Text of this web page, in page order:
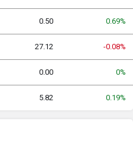
0.50 0.69%
27.12 -0.08%
0.00 0%
5.82 0.19%